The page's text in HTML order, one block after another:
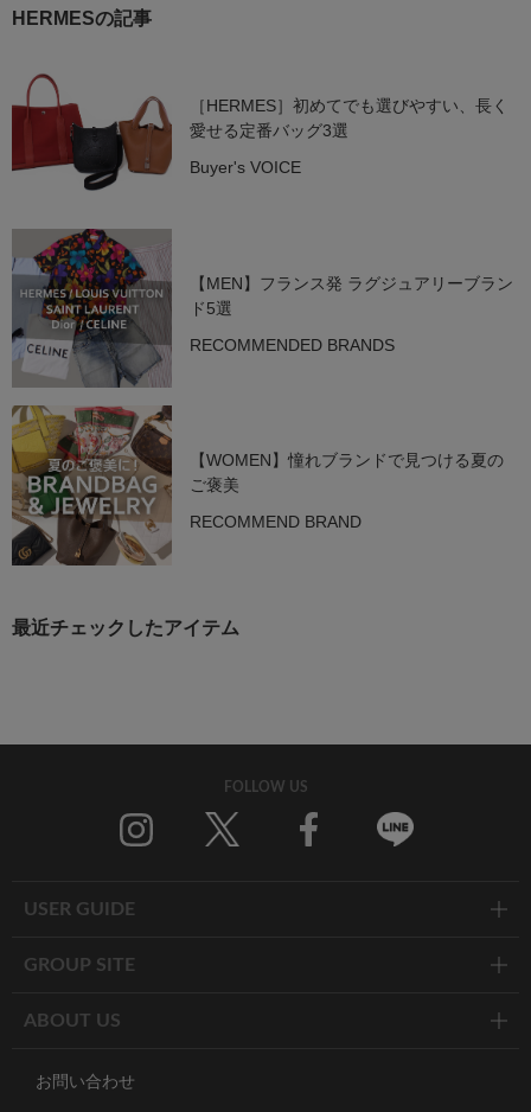
HERMESの記事
［HERMES］初めてでも選びやすい、長く
愛せる定番バッグ3選
Buyer's VOICE
【MEN】フランス発 ラグジュアリーブラン
ド5選
RECOMMENDED BRANDS
【WOMEN】憧れブランドで見つける夏の
ご褒美
RECOMMEND BRAND
最近チェックしたアイテム
FOLLOW US
USER GUIDE
GROUP SITE
ABOUT US
お問い合わせ